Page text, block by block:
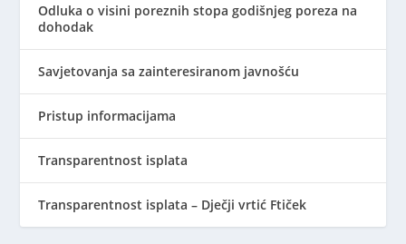
Odluka o visini poreznih stopa godišnjeg poreza na
dohodak
Savjetovanja sa zainteresiranom javnošću
Pristup informacijama
Transparentnost isplata
Transparentnost isplata – Dječji vrtić Ftiček